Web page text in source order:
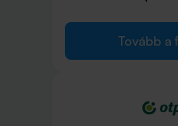
Tovább a